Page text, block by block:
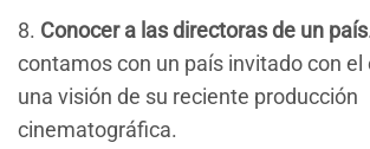
8. Conocer a las directoras de un país
contamos con un país invitado con el
una visión de su reciente producción
cinematográfica.